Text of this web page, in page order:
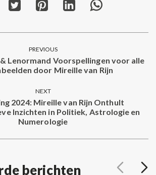
Share
Twitter
Share
Pinterest
Share
LinkedInWhatsApp
PREVIOUS
Previous
Lenormand Voorspellingen voor alle
door Mireille van Rijn
NEXT
Next
post:
2024: Mireille van Rijn Onthult
Inzichten in Politiek, Astrologie en
Numerologie
berichten